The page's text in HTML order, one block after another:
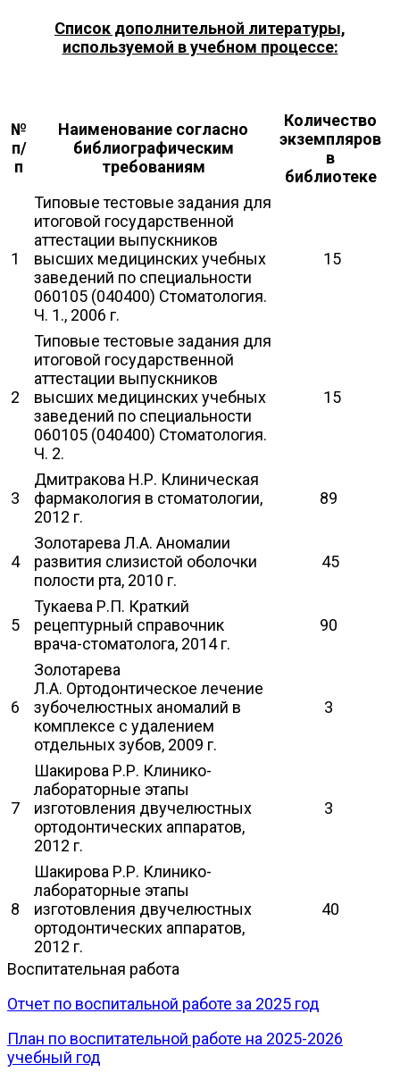
Список дополнительной литературы,
используемой в учебном процессе:
№
п/
п
Наименование согласно
библиографическим
требованиям
Количество
экземпляров
в
библиотеке
1
Типовые тестовые задания для
итоговой государственной
аттестации выпускников
высших медицинских учебных
заведений по специальности
060105 (040400) Стоматология.
Ч. 1., 2006 г.
15
2
Типовые тестовые задания для
итоговой государственной
аттестации выпускников
высших медицинских учебных
заведений по специальности
060105 (040400) Стоматология.
Ч. 2.
15
3
Дмитракова Н.Р. Клиническая
фармакология в стоматологии,
2012 г.
89
4
Золотарева Л.А. Аномалии
развития слизистой оболочки
полости рта, 2010 г.
45
5
Тукаева Р.П. Краткий
рецептурный справочник
врача-стоматолога, 2014 г.
90
6
Золотарева
Л.А. Ортодонтическое лечение
зубочелюстных аномалий в
комплексе с удалением
отдельных зубов, 2009 г.
3
7
Шакирова Р.Р. Клинико-
лабораторные этапы
изготовления двучелюстных
ортодонтических аппаратов,
2012 г.
3
8
Шакирова Р.Р. Клинико-
лабораторные этапы
изготовления двучелюстных
ортодонтических аппаратов,
2012 г.
40
Воспитательная работа
Отчет по воспитальной работе за 2025 год
План по воспитательной работе на 2025-2026
учебный год